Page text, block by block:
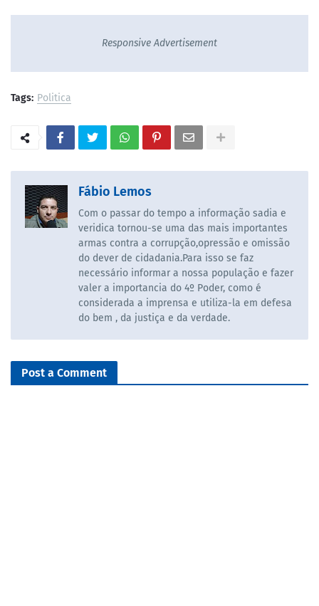
Responsive Advertisement
Tags: Politica
Fábio Lemos
Com o passar do tempo a informação sadia e
veridica tornou-se uma das mais importantes
armas contra a corrupção,opressão e omissão
do dever de cidadania.Para isso se faz
necessário informar a nossa população e fazer
valer a importancia do 4º Poder, como é
considerada a imprensa e utiliza-la em defesa
do bem , da justiça e da verdade.
Post a Comment